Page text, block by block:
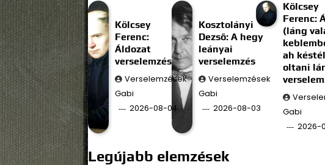
Kölcsey
Ferenc:
Áldozat
verselemzés
Verselemzések
Gabi
2026-08-04
Kosztolányi
Dezső: A hegy
leányai
verselemzés
Verselemzések
Gabi
2026-08-03
Kölcsey
Ferenc:
(láng
ah késtél
oltani
Gabi
2026-
Legújabb elemzések